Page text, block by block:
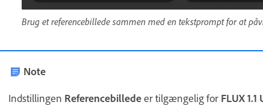
Brug et referencebillede sammen med en tekstprompt for at
Note
Indstillingen Referencebilledeer tilgængelig for FLUX 1.1